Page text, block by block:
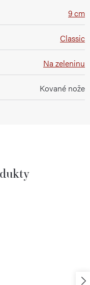
9 cm
Classic
Na zeleninu
Kované nože